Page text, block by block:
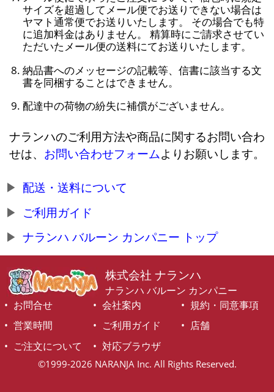
サイズを超過してメール便でお送りできない場合は
ヤマト通常便でお送りいたします。 その場合でも特
に追加料金はありません。 精算時にご請求させてい
ただいたメール便の送料にてお送りいたします。
納品書へのメッセージの記載等、信書に該当する文
書を同梱することはできません。
配達中の荷物の紛失に補償がございません。
ナランハのご利用方法や商品に関するお問い合わ
せは、 お問い合わせフォームよりお願いします。
配送・送料について
ご利用ガイド
ナランハ バルーン カンパニー トップ
株式会社 ナランハ
ナランハ バルーン カンパニー
お問合せ
会社案内
規約・同意事項
営業時間
ご利用ガイド
店舗
ご注文について
対応ブラウザ
©1999-2026 NARANJA Inc. All Rights Reserved.